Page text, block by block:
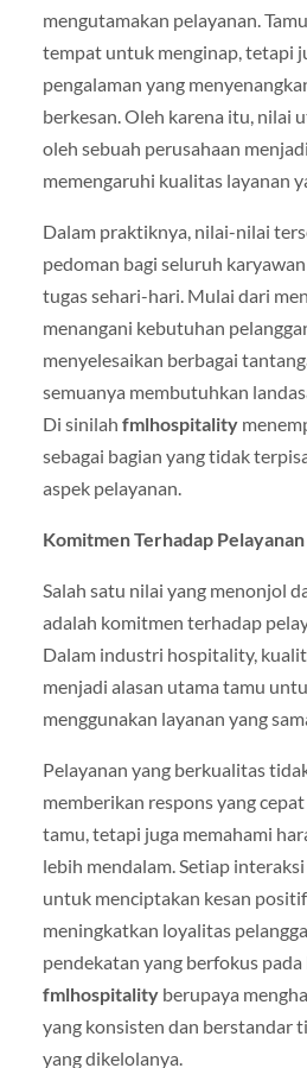
mengutamakan pelayanan.
tempat untuk menginap, tetapi
pengalaman yang
berkesan. Oleh karena itu, nilai
oleh sebuah perusahaan
memengaruhi kualitas layanan
Dalam praktiknya, nilai-nilai
pedoman bagi seluruh
tugas sehari-hari. Mulai dari
menangani kebutuhan
menyelesaikan berbagai
semuanya membutuhkan
Di sinilah fmlhospitality
sebagai bagian yang tidak
aspek pelayanan.
Komitmen Terhadap
Salah satu nilai yang menonjol
adalah komitmen terhadap
Dalam industri hospitality,
menjadi alasan utama tamu
menggunakan layanan yang
Pelayanan yang berkualitas
memberikan respons yang
tamu, tetapi juga memahami
lebih mendalam. Setiap
untuk menciptakan kesan
meningkatkan loyalitas
pendekatan yang berfokus
fmlhospitalityberupaya
yang konsisten dan berstandar
yang dikelolanya.